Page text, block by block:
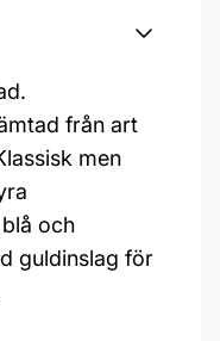
från art
men
och
guldinslag för